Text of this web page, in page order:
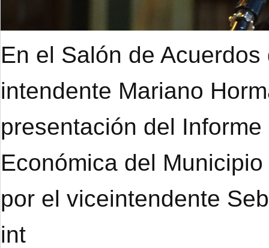
En el Salón de
intendente Mariano
presentación del
Económica del
por el viceintendente
int